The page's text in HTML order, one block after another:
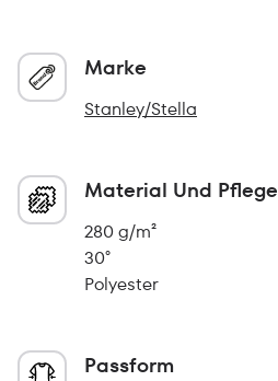
Marke
Stanley/Stella
Material Und Pflege
280 g/m²
30°
Polyester
Passform